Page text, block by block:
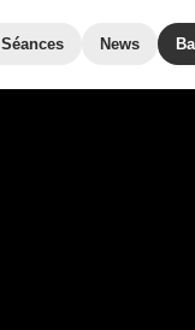
Séances News